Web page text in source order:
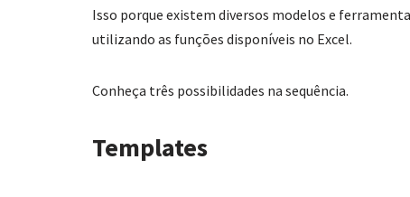
Isso porque existem diversos modelos e
utilizando as funções disponíveis no Excel.
Conheça três possibilidades na sequência.
Templates